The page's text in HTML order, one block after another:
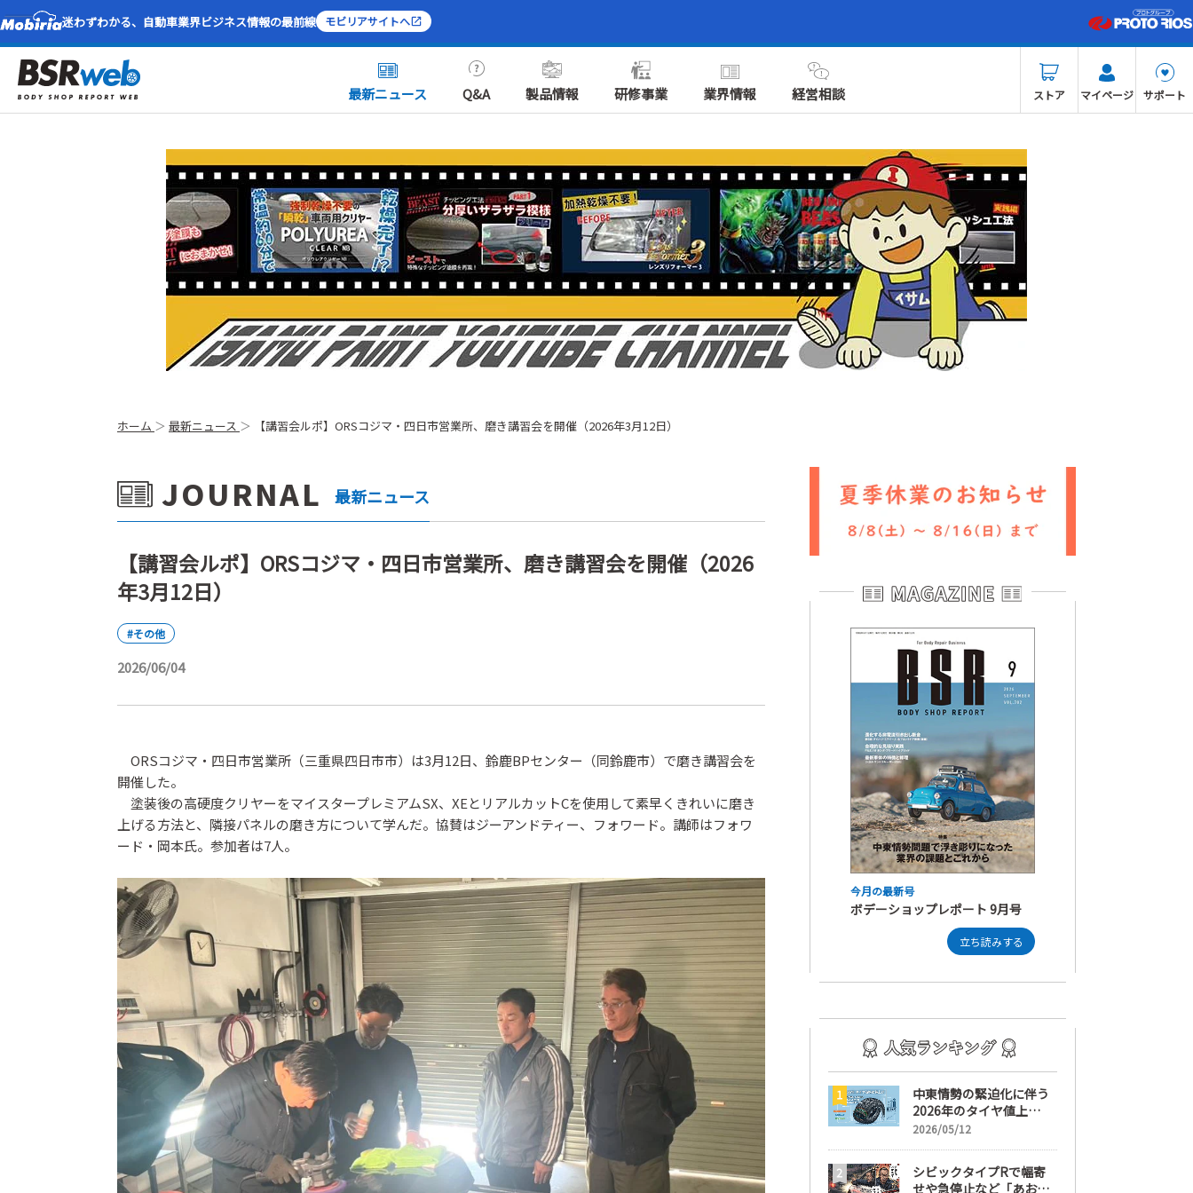
迷わずわかる、自動車業界ビジネス情報の最前線 モビリアサイトへ
最新ニュース Q&A 製品情報 研修事業 業界情報 経営相談 ストア マイページ サポート
ホーム 最新ニュース 【講習会ルポ】ORSコジマ・四日市営業所、磨き講習会を開催（2026年3月12日）
JOURNAL 最新ニュース
【講習会ルポ】ORSコジマ・四日市営業所、磨き講習会を開催（2026
年3月12日）
#その他
2026/06/04
ORSコジマ・四日市営業所（三重県四日市市）は3月12日、鈴鹿BPセンター（同鈴鹿市）で磨き講習会を
開催した。
塗装後の高硬度クリヤーをマイスタープレミアムSX、XEとリアルカットCを使用して素早くきれいに磨き
上げる方法と、隣接パネルの磨き方について学んだ。協賛はジーアンドティー、フォワード。講師はフォワ
ード・岡本氏。参加者は7人。
今月の最新号
ボデーショップレポート 9月号
立ち読みする
中東情勢の緊迫化に伴う
2026年のタイヤ値上
げ！ 値上げ実施1ヶ月前
売において極めて重要な
訳
2026/05/12
シビックタイプRで幅寄
せや急停止など「あおり